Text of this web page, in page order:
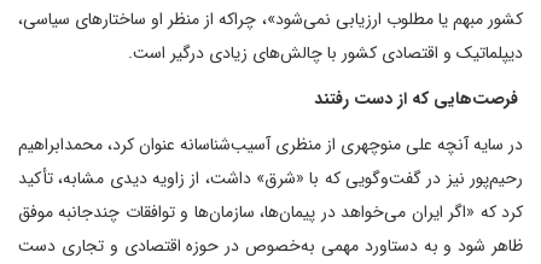
کشور مبهم یا مطلوب ارزیابی نمی‌شود»، چراکه از منظر او ساختارهای سیاسی،
دیپلماتیک و اقتصادی کشور با چالش‌های زیادی درگیر است.
فرصت‌هایی که از دست رفتند
در سایه آنچه علی منوچهری از منظری آسیب‌شناسانه عنوان کرد، محمدابراهیم
رحیم‌پور نیز در گفت‌وگویی که با «شرق» داشت، از زاویه دیدی مشابه، تأکید
کرد که «اگر ایران می‌خواهد در پیمان‌ها، سازمان‌ها و توافقات چندجانبه موفق
ظاهر شود و به دستاورد مهمی به‌خصوص در حوزه اقتصادی و تجاری دست